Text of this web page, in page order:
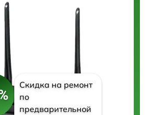
Скидка на ремонт
по
предварительной